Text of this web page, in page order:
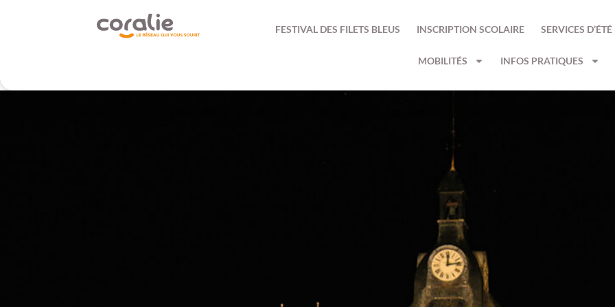
FESTIVAL DES FILETS BLEUS INSCRIPTION SCOLAIRE SERVICES D’ÉTÉ
MOBILITÉS INFOS PRATIQUES